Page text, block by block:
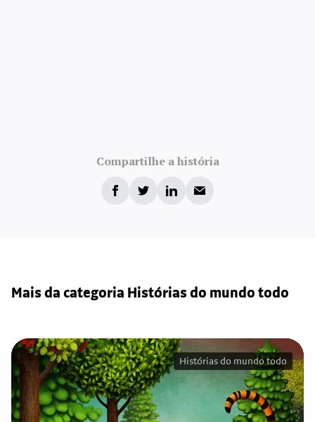
Compartilhe a história
Mais da categoria Histórias do mundo todo
Histórias do mundo todo